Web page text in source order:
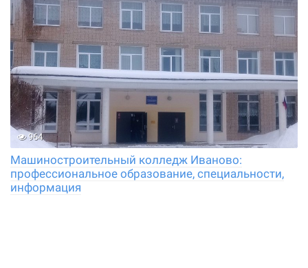
964
Машиностроительный колледж Иваново:
профессиональное образование, специальности,
информация